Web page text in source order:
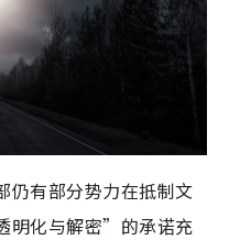
仍有部分势力在抵制文
明化与解密”的承诺充